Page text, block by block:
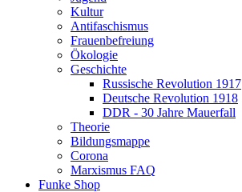
Kultur
Antifaschismus
Frauenbefreiung
Ökologie
Geschichte
Russische Revolution 1917
Deutsche Revolution 1918
DDR - 30 Jahre Mauerfall
Theorie
Bildungsmappe
Corona
Marxismus FAQ
Funke Shop